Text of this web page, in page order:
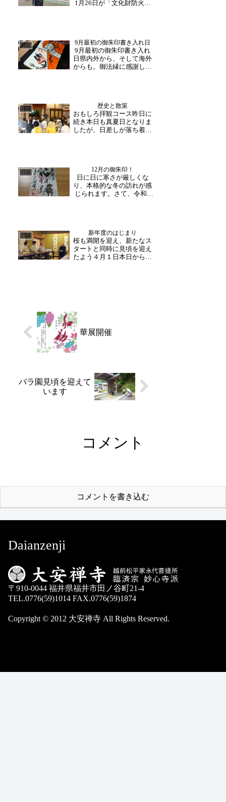
に...
1月26日が「文化財防火デ
し下さりました。皆様の御
指導の下、初期消火・火災
場所の確認・避難誘導・...
日誌 9月最初の御朱印書き入れ日
9月最初の御朱印書き入れ
日県内外から、そして海外
からも。御法縁に感謝して
心を込めてお書き入れさせ
ていただいております。御
朱印は大変ご好評をいた
だ...
日誌 歴史と散策
おもしろ拝観コース昨日に
続き本日も真夏日となりま
したが、日差しが落ち着い
スに参加されました。豊か
な自然や大きなお堂に驚か
れたようで、また現在進
め...
日誌 12月の御朱印！
日に日に寒さが厳しくな
り、本格的な冬の訪れが感
じられます。さて、令和5
に来られた方やお連れのお
客様も「かわいい御朱
印！」と楽しそうにご覧に
なって...
日誌 新年度のはじまり
桜も満開を迎え、新たなス
タートと同時に見頃を迎え
たよう４月１日本日から新
られる文健協さんが、今
華展開催
バラ園見頃を迎えて
います
コメント
コメントを書き込む
Daianzenji
〒910-0044 福井県福井市田ノ谷町21-4
TEL.0776(59)1014 FAX.0776(59)1874
Copyright © 2012 大安禅寺 All Rights Reserved.